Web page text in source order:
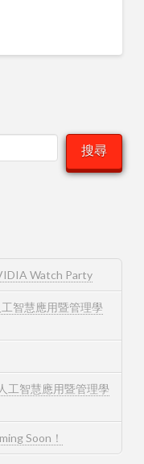
搜尋
Watch Party
智慧應用暨管理學
工智慧應用暨管理學
Soon！